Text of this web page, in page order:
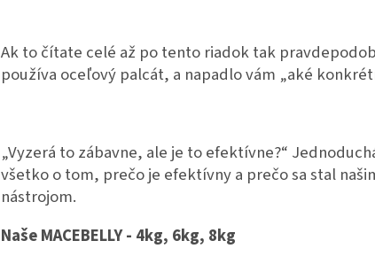
Ak to čítate celé až po tento riadok tak
používa oceľový palcát, a napadlo vám „aké
„Vyzerá to zábavne, ale je to efektívne?“
všetko o tom, prečo je efektívny a prečo sa stal
nástrojom.
Naše MACEBELLY - 4kg, 6kg, 8kg